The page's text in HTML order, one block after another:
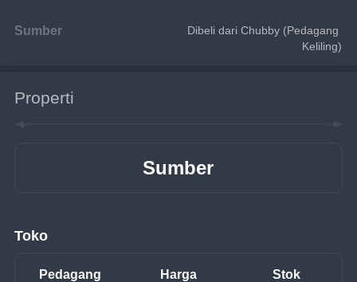
Sumber
Dibeli dari Chubby (Pedagang
Keliling)
Properti
Sumber
Toko
Pedagang Harga Stok